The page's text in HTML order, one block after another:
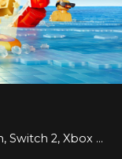
PC, PlayStation 4, PlayStation 5, Switch, Switch 2, Xbox One, Xbox Series